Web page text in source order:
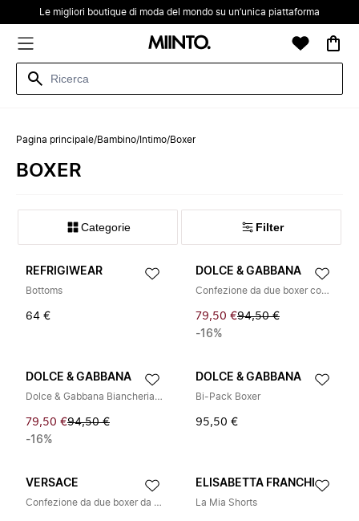
Le migliori boutique di moda del mondo su un’unica piattaforma
Pagina principale/Bambino/ Intimo/Boxer
BOXER
Categorie Filter
REFRIGIWEAR
Bottoms
64 €
DOLCE & GABBANA
Confezione da due boxer con elastico logato
79,50 €94,50 €
-16%
DOLCE & GABBANA
Dolce & Gabbana Biancheria Intima
79,50 €94,50 €
-16%
DOLCE & GABBANA
Bi-Pack Boxer
95,50 €
VERSACE
Confezione da due boxer da bambino in cotone
ELISABETTA FRANCHI
La Mia Shorts